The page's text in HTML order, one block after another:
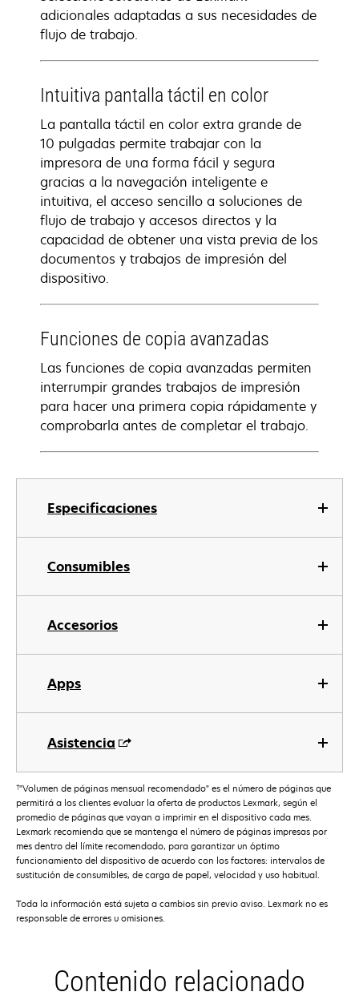
Especificaciones
Consumibles
Accesorios
Apps
Asistencia
adicionales adaptadas a sus necesidades de
flujo de trabajo.
Intuitiva pantalla táctil en color
La pantalla táctil en color extra grande de
10 pulgadas permite trabajar con la
impresora de una forma fácil y segura
gracias a la navegación inteligente e
intuitiva, el acceso sencillo a soluciones de
flujo de trabajo y accesos directos y la
capacidad de obtener una vista previa de los
documentos y trabajos de impresión del
dispositivo.
Funciones de copia avanzadas
Las funciones de copia avanzadas permiten
interrumpir grandes trabajos de impresión
para hacer una primera copia rápidamente y
comprobarla antes de completar el trabajo.
†"Volumen de páginas mensual recomendado" es el número de páginas que
permitirá a los clientes evaluar la oferta de productos Lexmark, según el
promedio de páginas que vayan a imprimir en el dispositivo cada mes.
Lexmark recomienda que se mantenga el número de páginas impresas por
mes dentro del límite recomendado, para garantizar un óptimo
funcionamiento del dispositivo de acuerdo con los factores: intervalos de
sustitución de consumibles, de carga de papel, velocidad y uso habitual.
Toda la información está sujeta a cambios sin previo aviso. Lexmark no es
responsable de errores u omisiones.
Contenido relacionado